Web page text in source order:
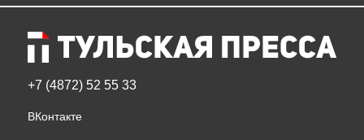
+7 (4872) 52 55 33
ВКонтакте